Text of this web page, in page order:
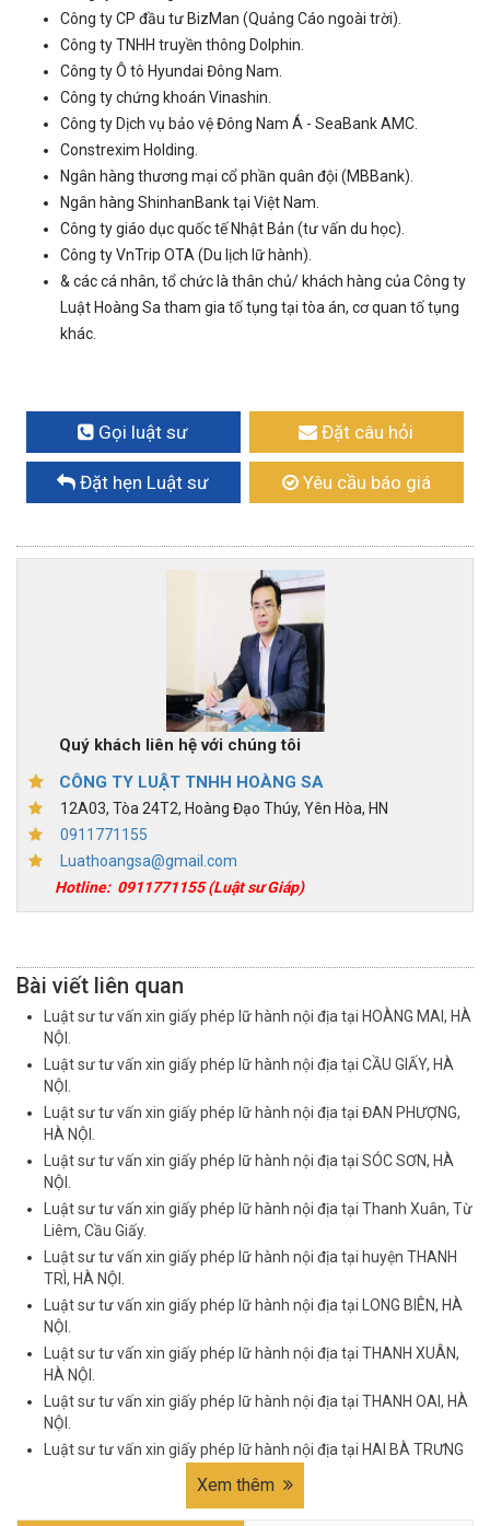
Công ty CP đầu tư BizMan (Quảng Cáo ngoài trời).
Công ty TNHH truyền thông Dolphin.
Công ty Ô tô Hyundai Đông Nam.
Công ty chứng khoán Vinashin.
Công ty Dịch vụ bảo vệ Đông Nam Á - SeaBank AMC.
Constrexim Holding.
Ngân hàng thương mại cổ phần quân đội (MBBank).
Ngân hàng ShinhanBank tại Việt Nam.
Công ty giáo dục quốc tế Nhật Bản (tư vấn du học).
Công ty VnTrip OTA (Du lịch lữ hành).
& các cá nhân, tổ chức là thân chủ/ khách hàng của Công ty
Luật Hoàng Sa tham gia tố tụng tại tòa án, cơ quan tố tụng
khác.
Gọi luật sư Đặt câu hỏi
Đặt hẹn Luật sư Yêu cầu báo giá
Quý khách liên hệ với chúng tôi
CÔNG TY LUẬT TNHH HOÀNG SA
12A03, Tòa 24T2, Hoàng Đạo Thúy, Yên Hòa, HN
0911771155
Luathoangsa@gmail.com
Hotline: 0911771155(Luật sư Giáp)
Bài viết liên quan
Luật sư tư vấn xin giấy phép lữ hành nội địa tại HOÀNG MAI, HÀ
NỘI.
Luật sư tư vấn xin giấy phép lữ hành nội địa tại CẦU GIẤY, HÀ
NỘI.
Luật sư tư vấn xin giấy phép lữ hành nội địa tại ĐAN PHƯỢNG,
HÀ NỘI.
Luật sư tư vấn xin giấy phép lữ hành nội địa tại SÓC SƠN, HÀ
NỘI.
Luật sư tư vấn xin giấy phép lữ hành nội địa tại Thanh Xuân, Từ
Liêm, Cầu Giấy.
Luật sư tư vấn xin giấy phép lữ hành nội địa tại huyện THANH
TRÌ, HÀ NỘI.
Luật sư tư vấn xin giấy phép lữ hành nội địa tại LONG BIÊN, HÀ
NỘI.
Luật sư tư vấn xin giấy phép lữ hành nội địa tại THANH XUÂN,
HÀ NỘI.
Luật sư tư vấn xin giấy phép lữ hành nội địa tại THANH OAI, HÀ
NỘI.
Luật sư tư vấn xin giấy phép lữ hành nội địa tại HAI BÀ TRƯNG
Xem thêm